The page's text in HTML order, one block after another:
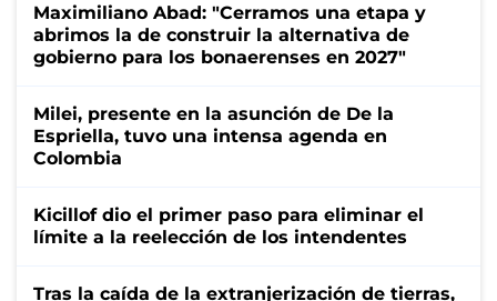
Maximiliano Abad: "Cerramos una etapa y
abrimos la de construir la alternativa de
gobierno para los bonaerenses en 2027"
Milei, presente en la asunción de De la
Espriella, tuvo una intensa agenda en
Colombia
Kicillof dio el primer paso para eliminar el
límite a la reelección de los intendentes
Tras la caída de la extranjerización de tierras,